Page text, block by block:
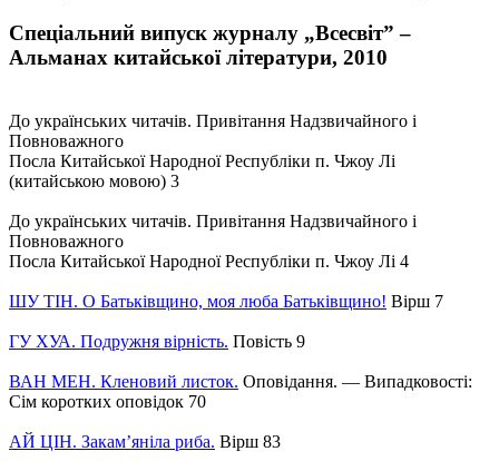
Спеціальний випуск журналу „Всесвіт” –
Альманах китайської літератури, 2010
До українських читачів. Привітання Надзвичайного і
Повноважного
Посла Китайської Народної Республіки п. Чжоу Лі
(китайською мовою) 3
До українських читачів. Привітання Надзвичайного і
Повноважного
Посла Китайської Народної Республіки п. Чжоу Лі 4
ШУ ТІН. О Батьківщино, моя люба Батьківщино! Вірш 7
ГУ ХУА. Подружня вірність. Повість 9
ВАН МЕН. Кленовий листок. Оповідання. — Випадковості:
Сім коротких оповідок 70
АЙ ЦІН. Закам’яніла риба. Вірш 83